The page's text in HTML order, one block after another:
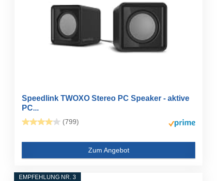
Speedlink TWOXO Stereo PC Speaker - aktive
PC...
(799)
Zum Angebot
EMPFEHLUNG NR. 3